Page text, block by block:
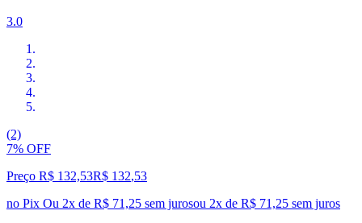
3.0
(2)
7% OFF
Preço R$ 132,53R$ 132,53
no Pix Ou 2x de R$ 71,25 sem jurosou 2x de R$ 71,25 sem juros